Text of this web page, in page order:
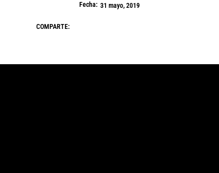
Fecha: 31 mayo, 2019
COMPARTE: